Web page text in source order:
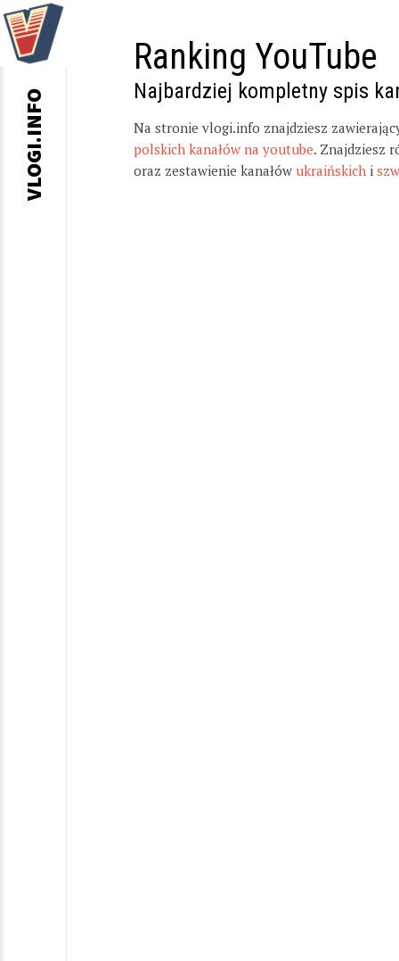
Ranking YouTube
Najbardziej kompletny spis
Na stronie vlogi.info znajdziesz
polskich kanałów na youtube. Znajdziesz
oraz zestawienie kanałów ukraińskich i
VLOGI.INFO